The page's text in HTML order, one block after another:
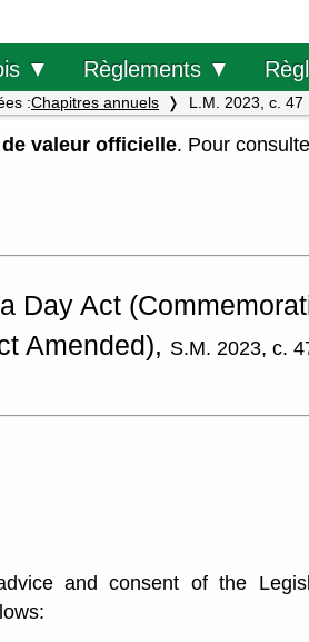
▼ Règlements ▼
:Chapitres annuels L.M. 2023, c. 47
valeur officielle. Pour
Day Act
Amended), S.M. 2023, c.
and consent of the